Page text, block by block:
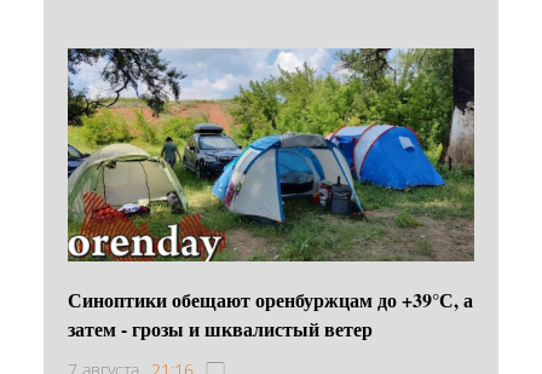
Синоптики обещают оренбуржцам до +39°С, а
затем - грозы и шквалистый ветер